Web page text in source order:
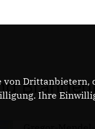
von Drittanbietern,
Ihre